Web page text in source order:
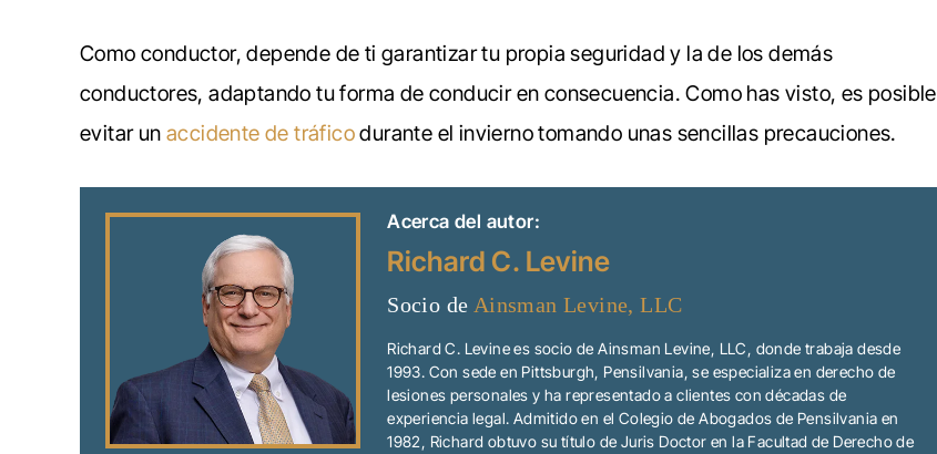
Como conductor, depende de ti garantizar tu propia seguridad y la de los demás
conductores, adaptando tu forma de conducir en consecuencia. Como has visto, es posible
evitar unaccidente de tráficodurante el invierno tomando unas sencillas precauciones.
Acerca del autor:
Richard C. Levine
Socio de Ainsman Levine, LLC
Richard C. Levine es socio de Ainsman Levine, LLC, donde trabaja desde
1993. Con sede en Pittsburgh, Pensilvania, se especializa en derecho de
lesiones personales y ha representado a clientes con décadas de
experiencia legal. Admitido en el Colegio de Abogados de Pensilvania en
1982, Richard obtuvo su título de Juris Doctor en la Facultad de Derecho de